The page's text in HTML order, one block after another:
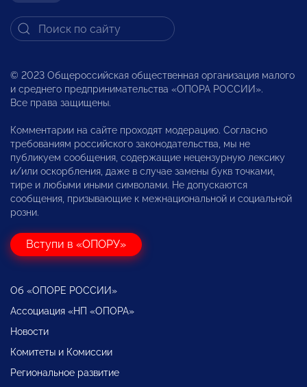
© 2023 Общероссийская общественная организация малого
и среднего предпринимательства «ОПОРА РОССИИ».
Все права защищены.
Комментарии на сайте проходят модерацию. Согласно
требованиям российского законодательства, мы не
публикуем сообщения, содержащие нецензурную лексику
и/или оскорбления, даже в случае замены букв точками,
тире и любыми иными символами. Не допускаются
сообщения, призывающие к межнациональной и социальной
розни.
Вступи в «ОПОРУ»
Об «ОПОРЕ РОССИИ»
Ассоциация «НП «ОПОРА»
Новости
Комитеты и Комиссии
Региональное развитие